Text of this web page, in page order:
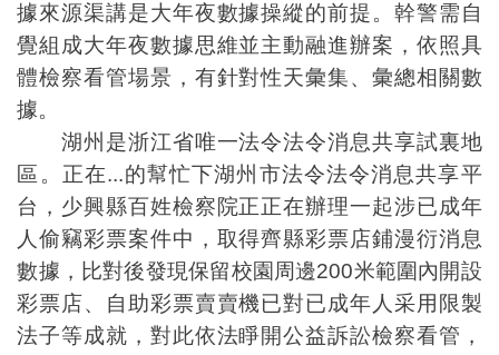
據來源渠講是大年夜數據操縱的前提。幹警需自
覺組成大年夜數據思維並主動融進辦案，依照具
體檢察看管場景，有針對性天彙集、彙總相關數
據。
湖州是浙江省唯一法令法令消息共享試裏地
區。正在...的幫忙下湖州市法令法令消息共享平
台，少興縣百姓檢察院正正在辦理一起涉已成年
人偷竊彩票案件中，取得齊縣彩票店鋪漫衍消息
數據，比對後發現保留校園周邊200米範圍內開設
彩票店、自助彩票賣賣機已對已成年人采用限製
法子等成就，對此依法睜開公益訴訟檢察看管，